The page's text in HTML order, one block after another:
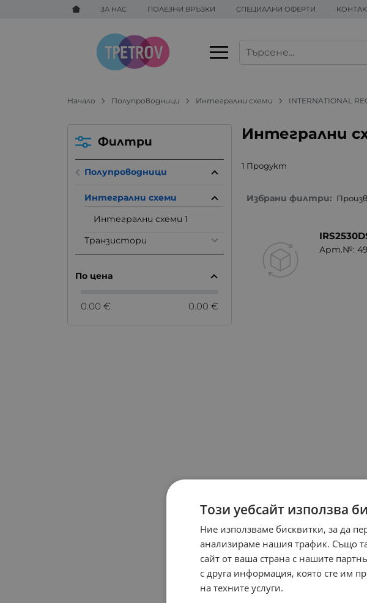
ЗА НАС ПОЛЕЗНИ ВРЪЗКИ СПЕЦИАЛНИ ОФЕРТИ
Начало Полупроводници Интегрални схеми INTERNATIONAL
Интегрални
1 Продукт
Избрани филтри:
Арт.№:
Филтри
Полупроводници
Интегрални схеми
Интегрални схеми 1
Транзистори
По цена
0.00 € 0.00 €
Този уебсайт използва
Ние използваме бисквитки, за да
анализираме нашия трафик. Също
сайт от ваша страна с нашите
с друга информация, която сте им
на техните услуги.